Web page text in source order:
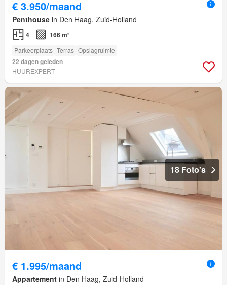
€ 3.950/maand
Penthouse in Den Haag, Zuid-Holland
4 166 m²
Parkeerplaats Terras Opslagruimte
22 dagen geleden
HUUREXPERT
18 Foto's
€ 1.995/maand
Appartement in Den Haag, Zuid-Holland